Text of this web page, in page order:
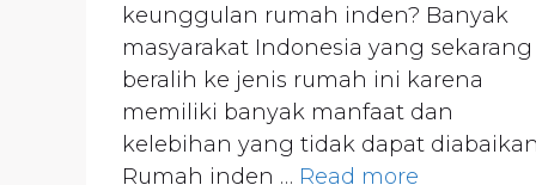
keunggulan rumah inden? Banyak
masyarakat Indonesia yang sekarang
beralih ke jenis rumah ini karena
memiliki banyak manfaat dan
kelebihan yang tidak dapat
Rumah inden … Read more